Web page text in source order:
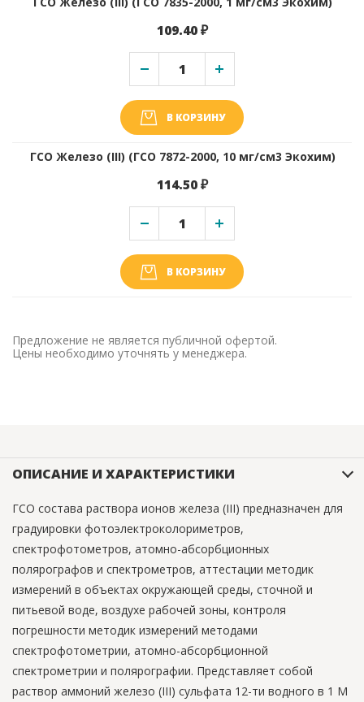
109.40 ₽
В КОРЗИНУ
ГСО Железо (III) (ГСО 7872-2000, 10 мг/см3 Экохим)
114.50 ₽
В КОРЗИНУ
Предложение не является публичной офертой.
Цены необходимо уточнять у менеджера.
ОПИСАНИЕ И ХАРАКТЕРИСТИКИ
ГСО состава раствора ионов железа (III) предназначен для
градуировки фотоэлектроколориметров,
спектрофотометров, атомно-абсорбционных
полярографов и спектрометров, аттестации методик
измерений в объектах окружающей среды, сточной и
питьевой воде, воздухе рабочей зоны, контроля
погрешности методик измерений методами
спектрофотометрии, атомно-абсорбционной
спектрометрии и полярографии. Представляет собой
раствор аммоний железо (III) сульфата 12-ти водного в 1 М